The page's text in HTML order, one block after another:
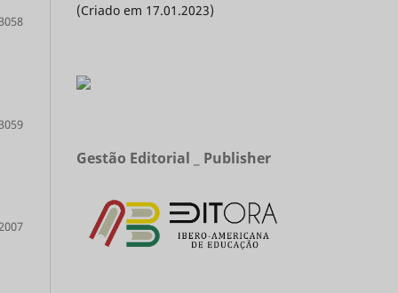
(Criado em 17.01.2023)
Gestão Editorial _ Publisher